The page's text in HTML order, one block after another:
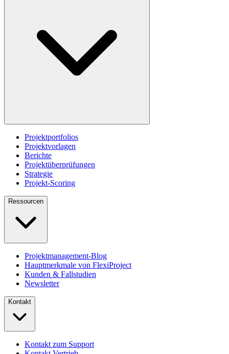
Projektportfolios
Projektvorlagen
Berichte
Projektüberprüfungen
Strategie
Projekt-Scoring
Ressourcen
Projektmanagement-Blog
Hauptmerkmale von FlexiProject
Kunden & Fallstudien
Newsletter
Kontakt
Kontakt zum Support